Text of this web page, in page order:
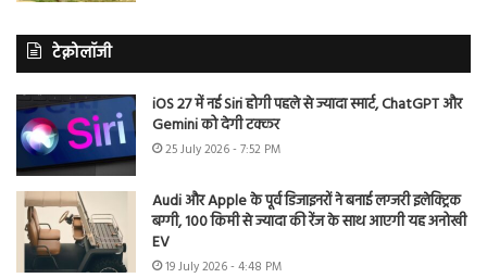
टेक्नोलॉजी
iOS 27 में नई Siri होगी पहले से ज्यादा स्मार्ट, ChatGPT और
Gemini को देगी टक्कर
25 July 2026 - 7:52 PM
Audi और Apple के पूर्व डिजाइनरों ने बनाई लग्जरी इलेक्ट्रिक
बग्गी, 100 किमी से ज्यादा की रेंज के साथ आएगी यह अनोखी
EV
19 July 2026 - 4:48 PM